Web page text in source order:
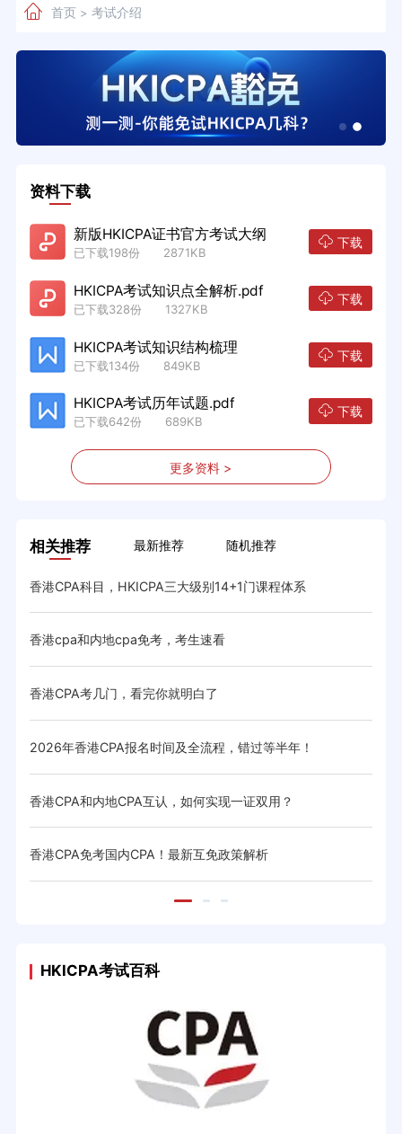
首页> 考试介绍
资料下载
新版HKICPA证书官方考试大纲
已下载198份 2871KB
下载
HKICPA考试知识点全解析.pdf
已下载328份 1327KB
下载
HKICPA考试知识结构梳理
已下载134份 849KB
下载
HKICPA考试历年试题.pdf
已下载642份 689KB
下载
更多资料 >
相关推荐 最新推荐 随机推荐
香港CPA科目，HKICPA三大级别14+1门课程体系
香港cpa和内地cpa免考，考生速看
香港CPA考几门，看完你就明白了
2026年香港CPA报名时间及全流程，错过等半年！
香港CPA和内地CPA互认，如何实现一证双用？
香港CPA免考国内CPA！最新互免政策解析
HKICPA考试百科